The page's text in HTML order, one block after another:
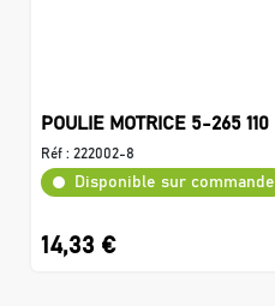
POULIE MOTRICE 5-265 110
Réf : 222002-8
Disponible sur commande
14,33 €